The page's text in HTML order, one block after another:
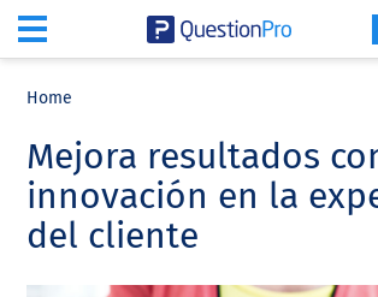
content
sidebar
Home
Mejora resultados
innovación en la
del cliente